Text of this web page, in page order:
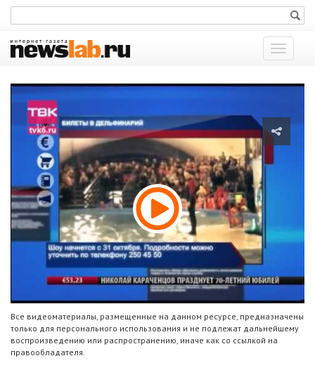
Показать
меню
Все видеоматериалы, размещенные на данном ресурсе, предназначены
только для персонального использования и не подлежат дальнейшему
воспроизведению или распространению, иначе как со ссылкой на
правообладателя.